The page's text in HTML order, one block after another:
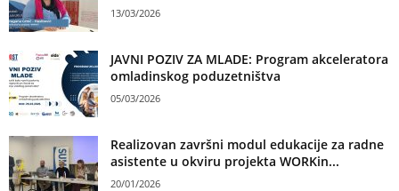
13/03/2026
JAVNI POZIV ZA MLADE: Program akceleratora
omladinskog poduzetništva
05/03/2026
Realizovan završni modul edukacije za radne
asistente u okviru projekta WORKin...
20/01/2026